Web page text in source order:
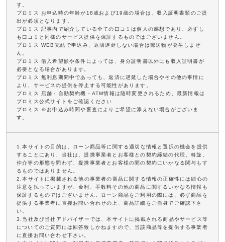
す。
プロミス お申込時の年齢が18歳および19歳の場合は、収入証明書類のご提
出が必須となります。
プロミス 記事内で紹介している全ての口コミは個人の感想であり、必ずし
も口コミと同様のサービス提供を保証するものではございません。
プロミス WEB完結で申込み、返済遅延しない場合は郵送物が発生しませ
ん。
プロミス 借入希望額や条件によっては、身分証明書以外にも収入証明書が
必要となる場合があります。
プロミス 無利息期間中であっても、返済に遅延した場合やその他の事情に
より、サービスの提供を停止する可能性があります。
プロミス 店舗・自動契約機・ATM情報は随時変更されるため、最新情報は
プロミス公式サイトをご確認ください
プロミス ※お申込み時間や審査によりご希望に添えない場合がございま
す。
1.本サイトの目的は、ローン商品等に関する適切な情報と選択の機会を提供
することにあり、当社は、提携事業者とお客様との契約締結の代理、斡旋、
仲介等の形態を問わず、提携事業者とお客様の間の契約にいかなる関与もす
るものではありません。
2.本サイトに掲載される他の事業者の商品に関する情報の正確性には細心の
注意を払っていますが、金利、手数料その他の商品に関するいかなる情報も
保証するものではございません。ローン商品をご利用の際には、必ず商品を
提供する事業者に直接お問い合わせの上、商品詳細をご自身でご確認下さ
い。
3.当社及び当社アドバイザーでは、本サイトに掲載される商品やサービス等
についてのご質問には回答致しかねますので、当該商品等を提供する事業者
に直接お問い合わせ下さい。